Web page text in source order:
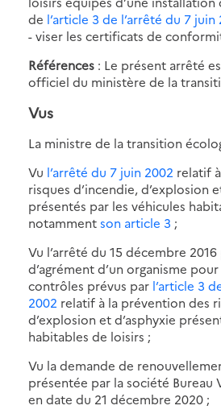
de l’article 3 de l’arrêté du 7 juin
- viser les certificats de
Références : Le présent arrêté
officiel du ministère de la
Vus
La ministre de la transition
Vu l’arrêté du 7 juin 2002 relatif
risques d’incendie, d’explosion
présentés par les véhicules
notammentson article 3 ;
Vu l’arrêté du 15 décembre
d’agrément d’un organisme
contrôles prévus par l’article 3
2002 relatif à la prévention des
d’explosion et d’asphyxie
habitables de loisirs ;
Vu la demande de
présentée par la société Bureau
en date du 21 décembre 2020 ;